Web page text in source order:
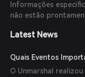
Web 3.0.
Informações
não estão
Latest News
Quais Eventos
O Unmarshal